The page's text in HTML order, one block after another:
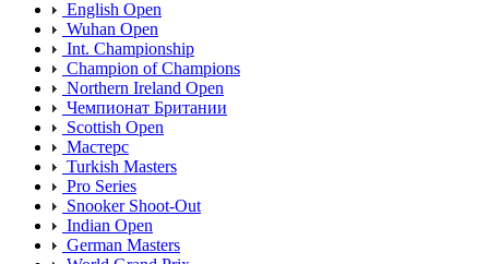
English Open
Wuhan Open
Int. Championship
Champion of Champions
Northern Ireland Open
Чемпионат Британии
Scottish Open
Мастерс
Turkish Masters
Pro Series
Snooker Shoot-Out
Indian Open
German Masters